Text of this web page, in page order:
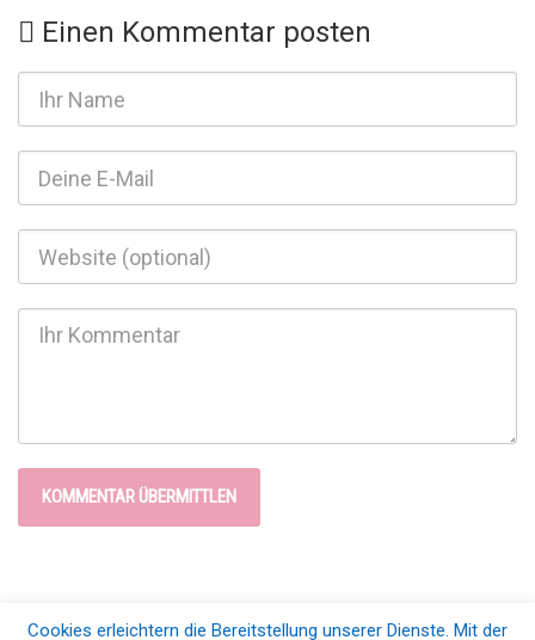
Einen Kommentar posten
Cookies erleichtern die Bereitstellung unserer Dienste. Mit der